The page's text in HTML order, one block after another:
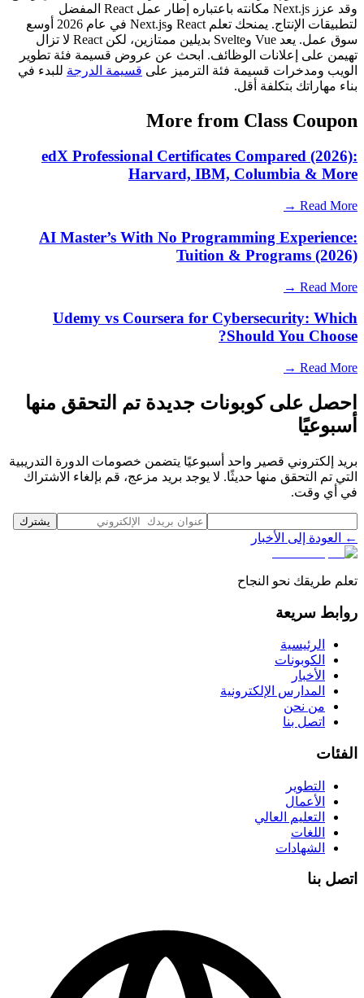
وقد عزز Next.js مكانته باعتباره إطار عمل React المفضل
لتطبيقات الإنتاج. يمنحك تعلم React وNext.js في عام 2026 أوسع
سوق عمل. يعد Vue وSvelte بديلين ممتازين، لكن React لا تزال
تهيمن على إعلانات الوظائف. ابحث عن عروض قسيمة فئة تطوير
الويب ومدخرات قسيمة فئة الترميز على قسيمة الدرجة للبدء في
بناء مهاراتك بتكلفة أقل.
More from Class Coupon
edX Professional Certificates Compared (2026):
Harvard, IBM, Columbia & More
Read More →
AI Master’s With No Programming Experience:
Tuition & Programs (2026)
Read More →
Udemy vs Coursera for Cybersecurity: Which
Should You Choose?
Read More →
احصل على كوبونات جديدة تم التحقق منها
أسبوعيًا
بريد إلكتروني قصير واحد أسبوعيًا يتضمن خصومات الدورة التدريبية
التي تم التحقق منها حديثًا. لا يوجد بريد مزعج، قم بإلغاء الاشتراك
في أي وقت.
يشترك
← العودة إلى الأخبار
تعلم طريقك نحو النجاح
روابط سريعة
الرئيسية
الكوبونات
الأخبار
المدارس الإلكترونية
من نحن
اتصل بنا
الفئات
التطوير
الأعمال
التعليم العالي
اللغات
الشهادات
اتصل بنا